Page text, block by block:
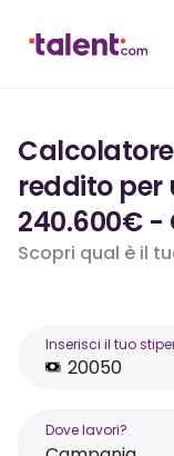
reddito per
240.600€ -
Scopri qual è il
Inserisci il tuo
Dove lavori?